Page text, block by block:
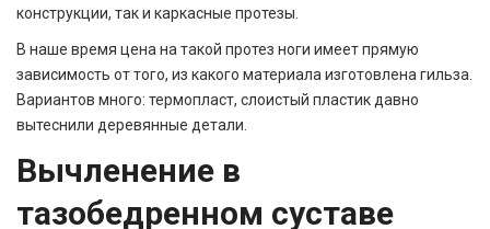
конструкции, так и каркасные протезы.
В наше время цена на такой протез ноги имеет прямую
зависимость от того, из какого материала изготовлена гильза.
Вариантов много: термопласт, слоистый пластик давно
вытеснили деревянные детали.
Вычленение в
тазобедренном суставе